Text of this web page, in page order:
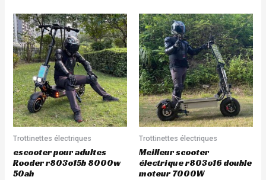
Trottinettes électriques
escooter pour adultes
Rooder r803o15b 8000w
50ah
Trottinettes électriques
Meilleur scooter
électrique r803o16 double
moteur 7000W